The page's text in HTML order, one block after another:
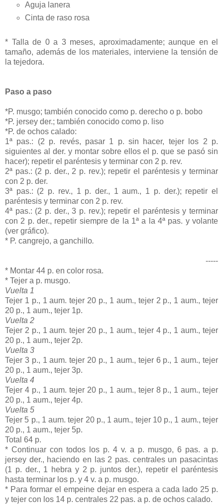
Aguja lanera
Cinta de raso rosa
* Talla de 0 a 3 meses, aproximadamente; aunque en el
tamaño, además de los materiales, interviene la tensión de
la tejedora.
Paso a paso
*P. musgo; también conocido como p. derecho o p. bobo
*P. jersey der.; también conocido como p. liso
*P. de ochos calado:
1ª pas.: (2 p. revés, pasar 1 p. sin hacer, tejer los 2 p.
siguientes al der. y montar sobre ellos el p. que se pasó sin
hacer); repetir el paréntesis y terminar con 2 p. rev.
2ª pas.: (2 p. der., 2 p. rev.); repetir el paréntesis y terminar
con 2 p. der.
3ª pas.: (2 p. rev., 1 p. der., 1 aum., 1 p. der.); repetir el
paréntesis y terminar con 2 p. rev.
4ª pas.: (2 p. der., 3 p. rev.); repetir el paréntesis y terminar
con 2 p. der., repetir siempre de la 1ª a la 4ª pas. y volante
(ver gráfico).
* P. cangrejo, a ganchillo.
-----
* Montar 44 p. en color rosa.
* Tejer a p. musgo.
Vuelta 1
Tejer 1 p., 1 aum. tejer 20 p., 1 aum., tejer 2 p., 1 aum., tejer
20 p., 1 aum., tejer 1p.
Vuelta 2
Tejer 2 p., 1 aum. tejer 20 p., 1 aum., tejer 4 p., 1 aum., tejer
20 p., 1 aum., tejer 2p.
Vuelta 3
Tejer 3 p., 1 aum. tejer 20 p., 1 aum., tejer 6 p., 1 aum., tejer
20 p., 1 aum., tejer 3p.
Vuelta 4
Tejer 4 p., 1 aum. tejer 20 p., 1 aum., tejer 8 p., 1 aum., tejer
20 p., 1 aum., tejer 4p.
Vuelta 5
Tejer 5 p., 1 aum. tejer 20 p., 1 aum., tejer 10 p., 1 aum., tejer
20 p., 1 aum., tejer 5p.
Total 64 p.
* Continuar con todos los p. 4 v. a p. musgo, 6 pas. a p.
jersey der., haciendo en las 2 pas. centrales un pasacintas
(1 p. der., 1 hebra y 2 p. juntos der.), repetir el paréntesis
hasta terminar los p. y 4 v. a p. musgo.
* Para formar el empeine dejar en espera a cada lado 25 p.
y tejer con los 14 p. centrales 22 pas. a p. de ochos calado.